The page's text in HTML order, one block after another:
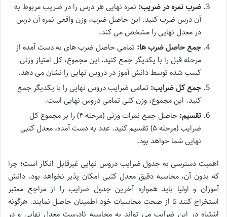
ضرب نمره در ضریب: نمره نهایی هر درس را در ضریب مربوط به
آن درس ضرب کنید. این حاصل ضرب، وزن واقعی نمره آن درس
در معدل نهایی را مشخص می کند.
جمع حاصل ضرب ها: تمامی حاصل ضرب های به دست آمده از
مرحله قبل را با یکدیگر جمع کنید. این مجموع، کل امتیاز وزنی
کسب شده توسط دانش آموز در دروس نهایی را نشان می دهد.
جمع کل ضرایب: تمامی ضرایب دروس نهایی را با یکدیگر جمع
کنید. این مجموع، وزن کلی تمامی دروس نهایی است.
تقسیم:
حاصل جمع نمرات وزنی (مرحله ۴) را بر مجموع کل
ضرایب (مرحله ۵) تقسیم کنید. عدد به دست آمده، معدل کتبی
نهایی شما خواهد بود.
اهمیت دسترسی به جدول ضرایب دروس نهایی غیرقابل انکار است؛ چرا
که بدون آن، محاسبه دقیق معدل کتبی امکان پذیر نخواهد بود. دانش
آموزان و اولیا باید همواره آخرین جدول ضرایب را از مراجع معتبر
استخراج کنند تا از صحت محاسبات خود اطمینان حاصل نمایند. هرگونه
اشتباه در این ضرایب می تواند به محاسبه نادرست معدل نهایی و در